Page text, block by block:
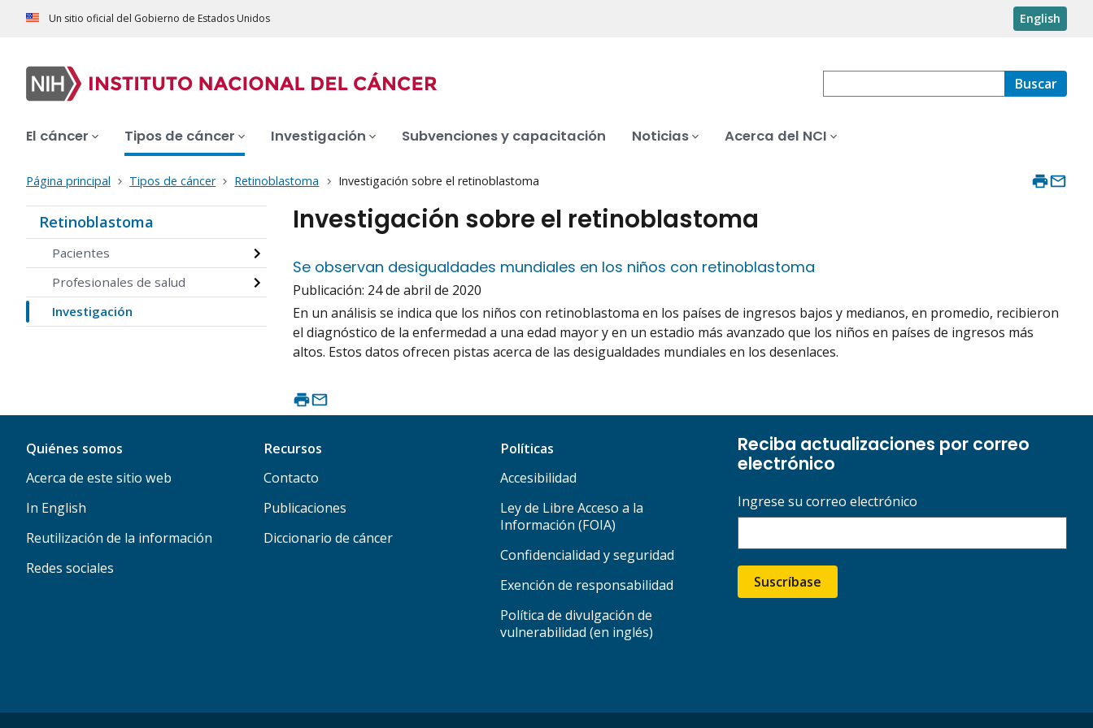
Un sitio oficial del Gobierno de Estados Unidos English
Buscar
El cáncer Tipos de cáncer Investigación Subvenciones y capacitación Noticias Acerca del NCI
Página principal Tipos de cáncer Retinoblastoma Investigación sobre el retinoblastoma
Retinoblastoma
Pacientes
Profesionales de salud
Investigación
Investigación sobre el retinoblastoma
Se observan desigualdades mundiales en los niños con retinoblastoma
Publicación: 24 de abril de 2020
En un análisis se indica que los niños con retinoblastoma en los países de ingresos bajos y medianos, en promedio, recibieron
el diagnóstico de la enfermedad a una edad mayor y en un estadio más avanzado que los niños en países de ingresos más
altos. Estos datos ofrecen pistas acerca de las desigualdades mundiales en los desenlaces.
Quiénes somos
Acerca de este sitio web
In English
Reutilización de la información
Redes sociales
Recursos
Contacto
Publicaciones
Diccionario de cáncer
Políticas
Accesibilidad
Ley de Libre Acceso a la
Información (FOIA)
Confidencialidad y seguridad
Exención de responsabilidad
Política de divulgación de
vulnerabilidad (en inglés)
Reciba actualizaciones por correo
electrónico
Ingrese su correo electrónico
Suscríbase